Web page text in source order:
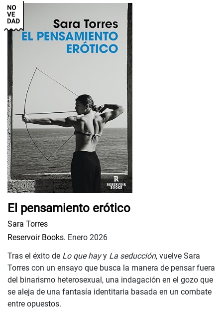
El pensamiento erótico
Sara Torres
Reservoir Books. Enero 2026
Tras el éxito de Lo que hayy La seducción, vuelve Sara
Torres con un ensayo que busca la manera de pensar fuera
del binarismo heterosexual, una indagación en el gozo que
se aleja de una fantasía identitaria basada en un combate
entre opuestos.